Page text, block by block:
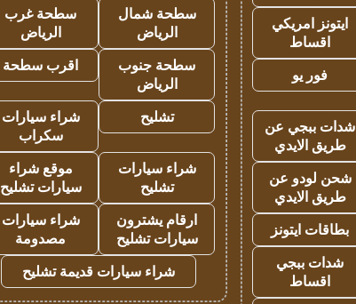
ايتونز امريكي
اقساط
فور يو
شدات ببجي عن
طريق الايدي
شحن لودو عن
طريق الايدي
بطاقات ايتونز
شدات ببجي
اقساط
سطحة شمال
الرياض
سطحة غرب
الرياض
سطحة جنوب
الرياض
اقرب سطحة
تشليح
شراء سيارات
سكراب
شراء سيارات
تشليح
موقع شراء
سيارات تشليح
ارقام يشترون
سيارات تشليح
شراء سيارات
مصدومة
شراء سيارات قديمة تشليح